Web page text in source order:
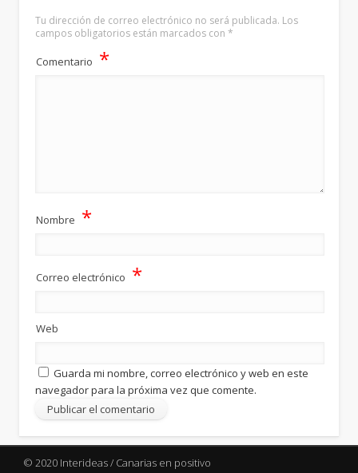
Tu dirección de correo electrónico no será publicada. Los
campos obligatorios están marcados con*
Comentario *
Nombre *
Correo electrónico *
Web
Guarda mi nombre, correo electrónico y web en este
navegador para la próxima vez que comente.
© 2020 Interideas / Canarias en positivo